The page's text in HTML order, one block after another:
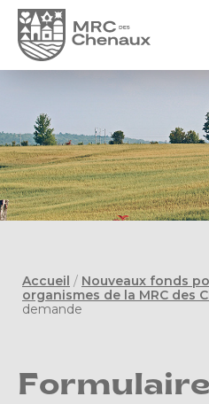
Accueil / Nouveaux fonds
organismes de la MRC des
demande